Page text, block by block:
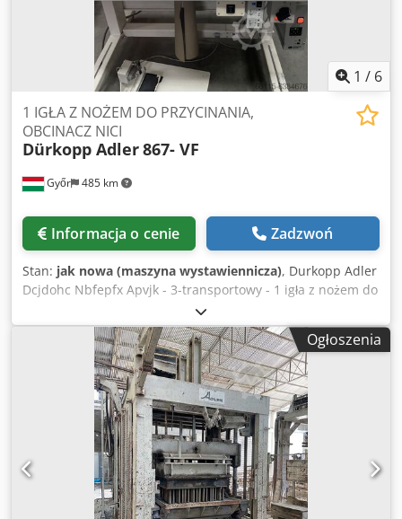
1 / 6
Győr 485 km
1 IGŁA Z NOŻEM DO PRZYCINANIA,
OBCINACZ NICI
Dürkopp Adler867- VF
Informacja o cenie Zadzwoń
Stan: jak nowa (maszyna wystawiennicza), Durkopp Adler
Dcjdohc Nbfepfx Apvjk - 3-transportowy - 1 igła z nożem do
Ogłoszenia